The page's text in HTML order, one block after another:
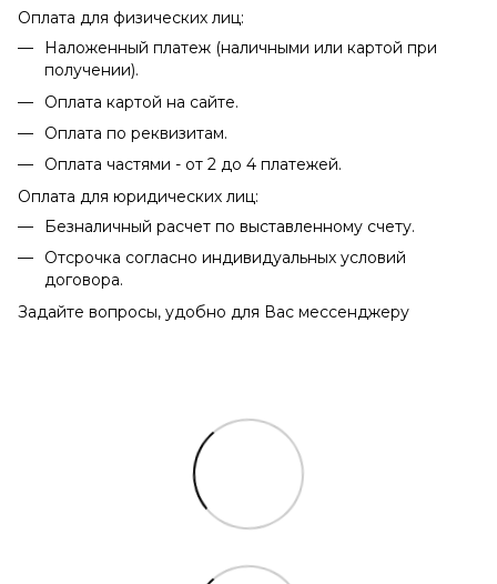
Оплата для физических лиц:
Наложенный платеж (наличными или картой при
получении).
Оплата картой на сайте.
Оплата по реквизитам.
Оплата частями - от 2 до 4 платежей.
Оплата для юридических лиц:
Безналичный расчет по выставленному счету.
Отсрочка согласно индивидуальных условий
договора.
Задайте вопросы, удобно для Вас мессенджеру